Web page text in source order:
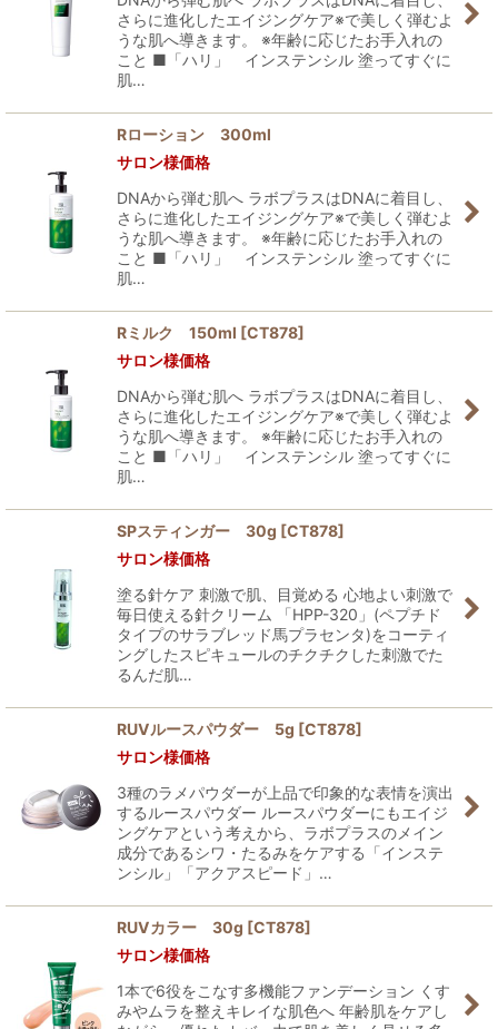
さらに進化したエイジングケア※で美しく弾むよ
うな肌へ導きます。 ※年齢に応じたお手入れの
こと ■「ハリ」 インステンシル 塗ってすぐに
肌…
Rローション 300ml
サロン様価格
DNAから弾む肌へ ラボプラスはDNAに着目し、
さらに進化したエイジングケア※で美しく弾むよ
うな肌へ導きます。 ※年齢に応じたお手入れの
こと ■「ハリ」 インステンシル 塗ってすぐに
肌…
Rミルク 150ml [CT878]
サロン様価格
DNAから弾む肌へ ラボプラスはDNAに着目し、
さらに進化したエイジングケア※で美しく弾むよ
うな肌へ導きます。 ※年齢に応じたお手入れの
こと ■「ハリ」 インステンシル 塗ってすぐに
肌…
SPスティンガー 30g [CT878]
サロン様価格
塗る針ケア 刺激で肌、目覚める 心地よい刺激で
毎日使える針クリーム 「HPP-320」(ペプチド
タイプのサラブレッド馬プラセンタ)をコーティ
ングしたスピキュールのチクチクした刺激でた
るんだ肌…
RUVルースパウダー 5g [CT878]
サロン様価格
3種のラメパウダーが上品で印象的な表情を演出
するルースパウダー ルースパウダーにもエイジ
ングケアという考えから、ラボプラスのメイン
成分であるシワ・たるみをケアする「インステ
ンシル」「アクアスピード」…
RUVカラー 30g [CT878]
サロン様価格
1本で6役をこなす多機能ファンデーション くす
みやムラを整えキレイな肌色へ 年齢肌をケアし